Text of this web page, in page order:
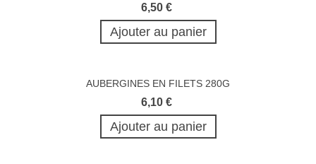
6,50 €
Ajouter au panier
AUBERGINES EN FILETS 280G
6,10 €
Ajouter au panier